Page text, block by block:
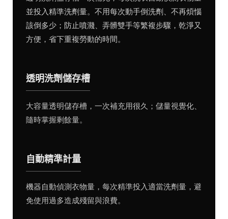
並投入精準洗劑量。不用每次動手倒洗劑、不再煩惱
該倒多少；防止噴濺、弄髒雙手等繁複步驟，乾淨又
方便，省下重複勞動的時間。
透明洗劑儲存槽
大容量透明儲存槽，一次補充用很久；儲量視覺化、
隨時掌握剩餘量。
自動精準計量
機器自動偵測衣物量，每次精準投入適當洗劑量，避
免使用過多造成殘留與浪費。